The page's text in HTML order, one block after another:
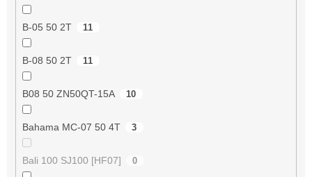
B-05 50 2T 11
B-08 50 2T 11
B08 50 ZN50QT-15A 10
Bahama MC-07 50 4T 3
Bali 100 SJ100 [HF07] 0